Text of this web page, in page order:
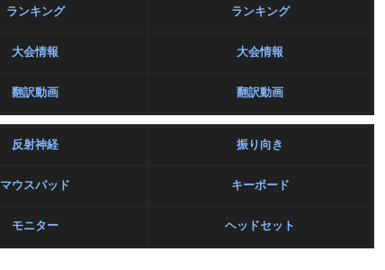
ランキング ランキング
大会情報 大会情報
翻訳動画 翻訳動画
反射神経 振り向き
マウスパッド キーボード
モニター ヘッドセット